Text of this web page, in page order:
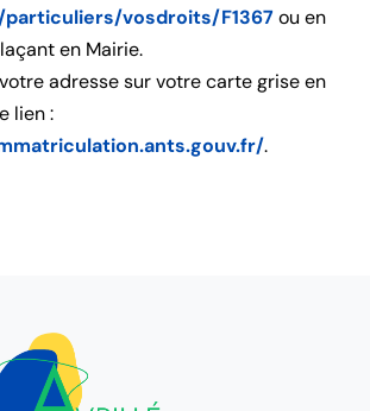
vosdroits/F1367ou en
en Mairie.
adresse sur votre carte grise en
lien :
.